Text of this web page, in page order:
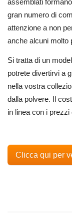
assemblati
gran numero di
attenzione a non
anche alcuni molto
Si tratta di un
potrete divertirvi a
nella vostra
dalla polvere. Il
in linea con i
Clicca qui per